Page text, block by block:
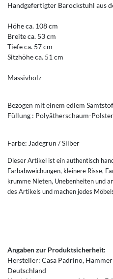
Handgefertigter Barockstuhl aus
Höhe ca. 108 cm
Breite ca. 53 cm
Tiefe ca. 57 cm
Sitzhöhe ca. 51 cm
Massivholz
Bezogen mit einem edlem
Füllung : Polyätherschaum-
Farbe: Jadegrün / Silber
Dieser Artikel ist ein authentisch
Farbabweichungen, kleinere Risse,
krumme Nieten, Unebenheiten und
des Artikels und machen jedes
Angaben zur Produktsicherheit:
Hersteller: Casa Padrino
Deutschland